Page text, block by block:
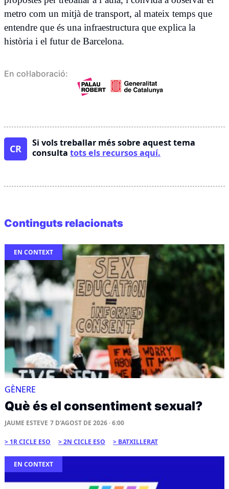
metro com un mitjà de transport, al mateix temps que
entendre que és una infraestructura que explica la
història i el futur de Barcelona.
En col·laboració:
CR
Si vols treballar més sobre aquest tema
consulta tots els recursos aquí.
Continguts relacionats
EN CONTEXT
GÈNERE
Què és el consentiment sexual?
JAUME ESTEVE 7 D'AGOST DE 2026 · 6:00
1R CICLE ESO 2N CICLE ESO BATXILLERAT
EN CONTEXT